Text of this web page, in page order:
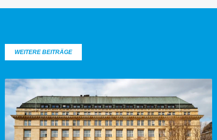
WEITERE BEITRÄGE